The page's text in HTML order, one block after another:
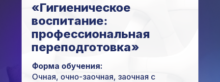
«Гигиеническое
воспитание:
профессиональная
переподготовка»
Форма обучения:
Очная, очно-заочная, заочная с